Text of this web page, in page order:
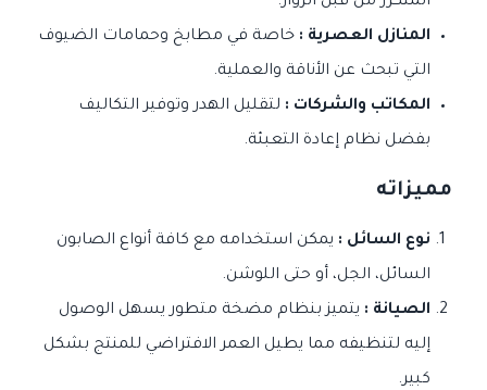
المنازل العصرية : خاصة في مطابخ وحمامات الضيوف
التي تبحث عن الأناقة والعملية.
المكاتب والشركات : لتقليل الهدر وتوفير التكاليف
بفضل نظام إعادة التعبئة.
مميزاته
نوع السائل : يمكن استخدامه مع كافة أنواع الصابون
السائل، الجل، أو حتى اللوشن.
الصيانة : يتميز بنظام مضخة متطور يسهل الوصول
إليه لتنظيفه مما يطيل العمر الافتراضي للمنتج بشكل
كبير.